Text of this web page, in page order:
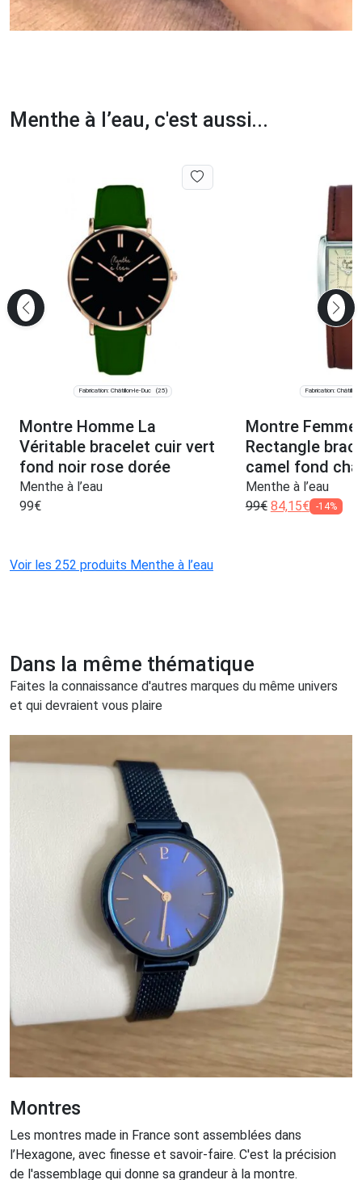
Menthe à l’eau, c'est aussi...
Fabrication: Châtillon-le-Duc (25)
Montre Homme La
Véritable bracelet cuir vert
fond noir rose dorée
Menthe à l’eau
99€
Fabrication: Châtillon-
Montre Femme
Rectangle
camel fond
Menthe à l’eau
99€ 84,15€ -14%
Voir les 252 produits Menthe à l’eau
Dans la même thématique
Faites la connaissance d'autres marques du même univers
et qui devraient vous plaire
Montres
Les montres made in France sont assemblées dans
l’Hexagone, avec finesse et savoir-faire. C'est la précision
de l'assemblage qui donne sa grandeur à la montre.